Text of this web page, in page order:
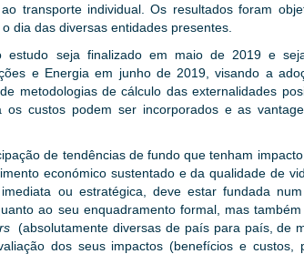
transporte individual. Os resultados foram
dia das diversas entidades presentes.
estudo seja finalizado em maio de 2019 e
e Energia em junho de 2019, visando a
metodologias de cálculo das externalidades
custos podem ser incorporados e as
de tendências de fundo que tenham
económico sustentado e da qualidade de
ou estratégica, deve estar fundada
ao seu enquadramento formal, mas
(absolutamente diversas de país para país, de
dos seus impactos (benefícios e custos,